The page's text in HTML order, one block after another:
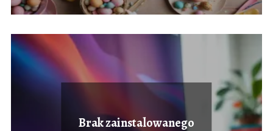
Brak zainstalowanego